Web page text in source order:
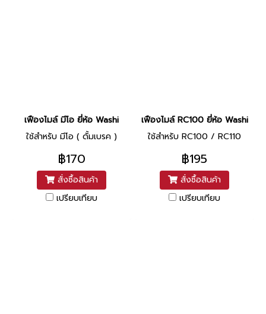
เฟืองไมล์ มีโอ ยี่ห้อ Washi
ใช้สำหรับ มีโอ ( ดั้มเบรค )
฿170
สั่งซื้อสินค้า
เปรียบเทียบ
เฟืองไมล์ RC100 ยี่ห้อ Washi
ใช้สำหรับ RC100 / RC110
฿195
สั่งซื้อสินค้า
เปรียบเทียบ